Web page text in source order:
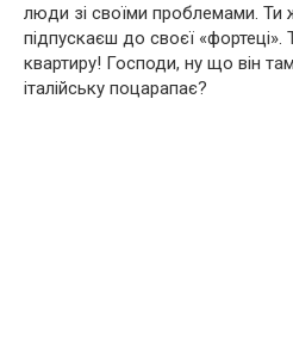
люди зі своїми проблемами. Ти
підпускаєш до своєї «фортеці».
квартиру! Господи, ну що він
італійську поцарапає?